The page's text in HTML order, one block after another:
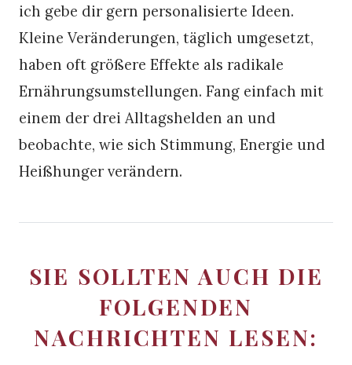
ich gebe dir gern personalisierte Ideen.
Kleine Veränderungen, täglich umgesetzt,
haben oft größere Effekte als radikale
Ernährungsumstellungen. Fang einfach mit
einem der drei Alltagshelden an und
beobachte, wie sich Stimmung, Energie und
Heißhunger verändern.
SIE SOLLTEN AUCH DIE
FOLGENDEN
NACHRICHTEN LESEN: